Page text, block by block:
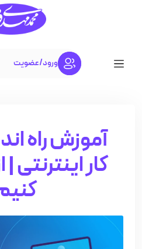
ورود/عضویت
آموزش راه
کار اینترنتی